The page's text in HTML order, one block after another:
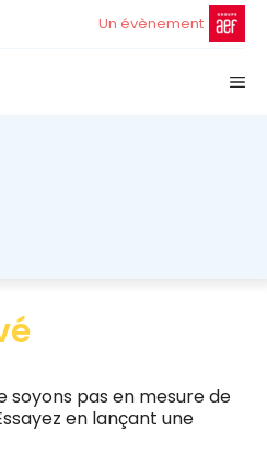
Un évènement
soyons pas en mesure de
en lançant une